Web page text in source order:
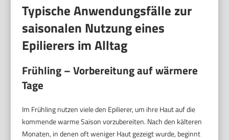
Typische Anwendungsfälle zur
saisonalen Nutzung eines
Epilierers im Alltag
Frühling – Vorbereitung auf wärmere
Tage
Im Frühling nutzen viele den Epilierer, um ihre Haut auf die
kommende warme Saison vorzubereiten. Nach den kälteren
Monaten, in denen oft weniger Haut gezeigt wurde, beginnt